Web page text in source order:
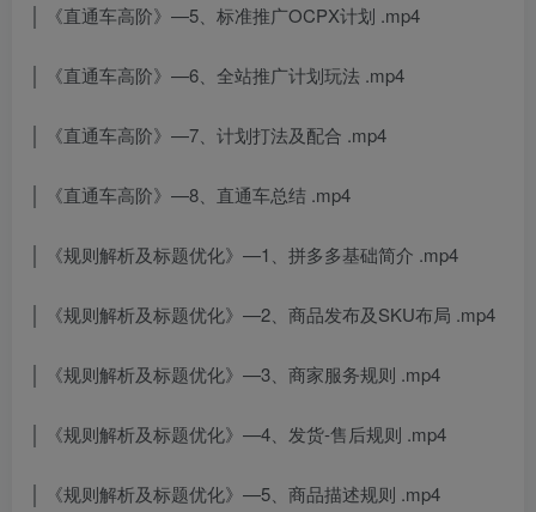
│ 《直通车高阶》—5、标准推广OCPX计划 .mp4
│ 《直通车高阶》—6、全站推广计划玩法 .mp4
│ 《直通车高阶》—7、计划打法及配合 .mp4
│ 《直通车高阶》—8、直通车总结 .mp4
│ 《规则解析及标题优化》—1、拼多多基础简介 .mp4
│ 《规则解析及标题优化》—2、商品发布及SKU布局 .mp4
│ 《规则解析及标题优化》—3、商家服务规则 .mp4
│ 《规则解析及标题优化》—4、发货-售后规则 .mp4
│ 《规则解析及标题优化》—5、商品描述规则 .mp4